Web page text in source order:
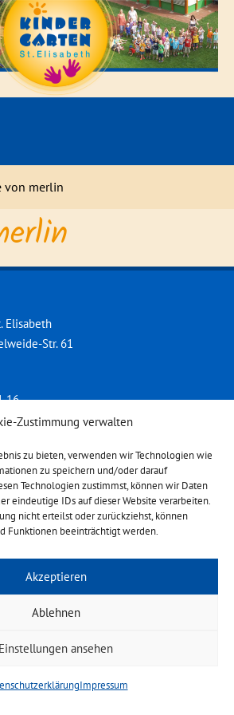
Zustimmung verwalten
zu bieten, verwenden wir Technologien wie
zu speichern und/oder darauf
Technologien zustimmst, können wir Daten
eindeutige IDs auf dieser Website verarbeiten.
nicht erteilst oder zurückziehst, können
Funktionen beeinträchtigt werden.
Akzeptieren
Ablehnen
Einstellungen ansehen
Impressum
von merlin
Elisabeth
Str. 61
16
sw.de